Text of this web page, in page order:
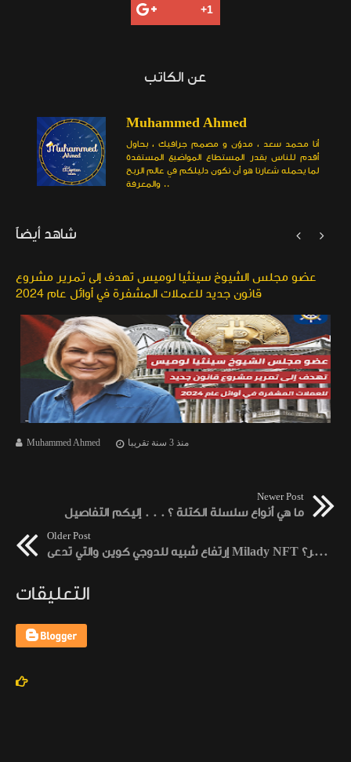
عن الكاتب
Muhammed Ahmed
أنا محمد سعد ، مدوّن و مصمم جرافيك ، بحاول
أقدم للناس بقدر المستطاع المواضيع المستفدة
لما يحمله شعارنا هو أن نكون دليلكم في عالم الربح
والمعرفة ..
شاهد أيضاً
عضو مجلس الشيوخ سينثيا لوميس تهدف إلى تمرير مشروع
قانون جديد للعملات المشفرة في أوائل عام 2024
Muhammed Ahmed منذ 3 سنة تقريبا
 
Newer Post
ما هي أنواع سلسلة الكتلة ؟ . . . إليكم التفاصيل
Older Post
إرتفاع شبيه للدوجي كوين والتي تدعى Milady NFT بعد تغريدة إيلون ماسك ، ولكن هل ستستمر؟
التعليقات